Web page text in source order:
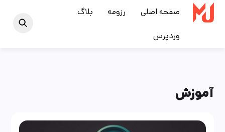
Skip
صفحه اصلی رزومه بلاگ
وردپرس
آموزش